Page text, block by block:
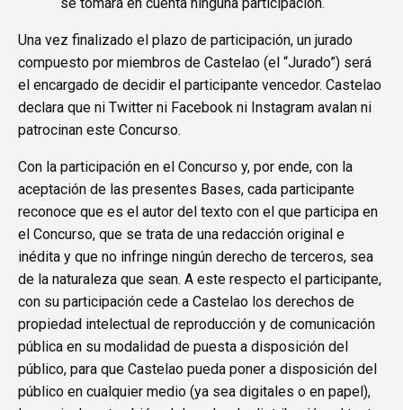
se tomará en cuenta ninguna participación.
Una vez finalizado el plazo de participación, un jurado
compuesto por miembros de Castelao (el “Jurado”) será
el encargado de decidir el participante vencedor. Castelao
declara que ni Twitter ni Facebook ni Instagram avalan ni
patrocinan este Concurso.
Con la participación en el Concurso y, por ende, con la
aceptación de las presentes Bases, cada participante
reconoce que es el autor del texto con el que participa en
el Concurso, que se trata de una redacción original e
inédita y que no infringe ningún derecho de terceros, sea
de la naturaleza que sean. A este respecto el participante,
con su participación cede a Castelao los derechos de
propiedad intelectual de reproducción y de comunicación
pública en su modalidad de puesta a disposición del
público, para que Castelao pueda poner a disposición del
público en cualquier medio (ya sea digitales o en papel),